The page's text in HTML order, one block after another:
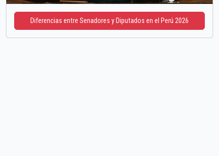
Diferencias entre Senadores y Diputados en el Perú 2026